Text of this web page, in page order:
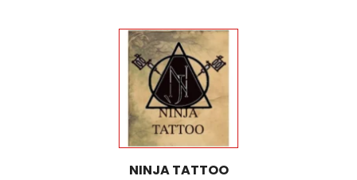
NINJA TATTOO